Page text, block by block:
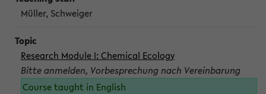
Müller, Schweiger
Research Module I: Chemical Ecology
Bitte anmelden, Vorbesprechung nach Vereinbarung
Course taught in English